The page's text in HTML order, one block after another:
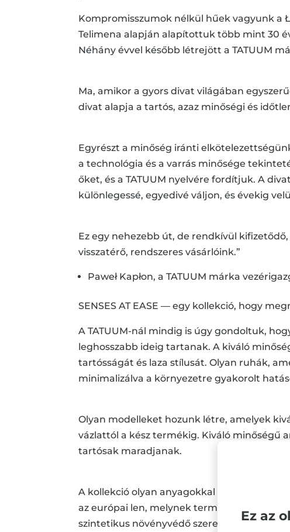
Kompromisszumok nélkül hűek vagyunk a
Telimena alapján alapítottuk több mint 30
Néhány évvel később létrejött a TATUUM
Ma, amikor a gyors divat világában
divat alapja a tartós, azaz minőségi és
Egyrészt a minőség iránti
a technológia és a varrás minősége
őket, és a TATUUM nyelvére fordítjuk. A
különlegessé, egyedivé váljon, és évekig
Ez egy nehezebb út, de rendkívül
visszatérő, rendszeres vásárlóink.”
Paweł Kapłon, a TATUUM márka
SENSES AT EASE — egy kollekció, hogy
A TATUUM-nál mindig is úgy gondoltuk,
leghosszabb ideig tartanak. A kiváló
tartósságát és laza stílusát. Olyan ruhák,
minimalizálva a környezetre gyakorolt
Olyan modelleket hozunk létre, amelyek
vázlattól a kész termékig. Kiváló minőségű
tartósak maradjanak.
A kollekció olyan anyagokkal készült,
az európai len, melynek termesztése
szintetikus növényvédő szerektől és
Ez az